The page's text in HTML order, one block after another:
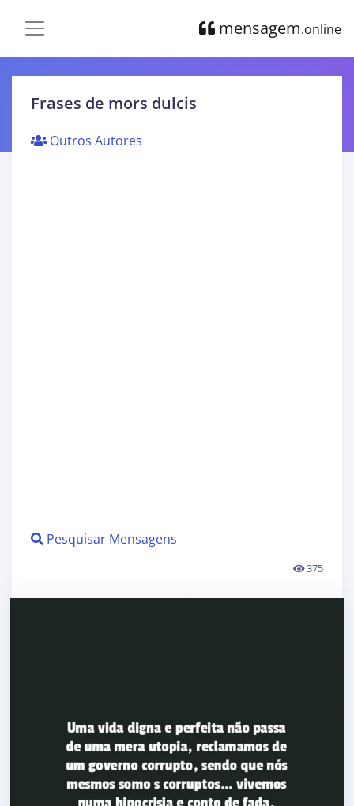
mensagem.online
Frases de mors dulcis
Outros Autores
Pesquisar Mensagens
375